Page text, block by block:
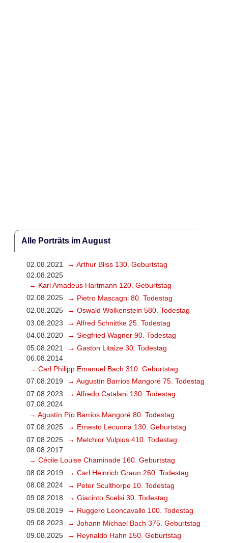
Alle Porträts im August
02.08.2021
→ Arthur Bliss 130. Geburtstag
02.08.2025
→ Karl Amadeus Hartmann 120. Geburtstag
02.08.2025
→ Pietro Mascagni 80. Todestag
02.08.2025
→ Oswald Wolkenstein 580. Todestag
03.08.2023
→ Alfred Schnittke 25. Todestag
04.08.2020
→ Siegfried Wagner 90. Todestag
05.08.2021
→ Gaston Litaize 30. Todestag
06.08.2014
→ Carl Philipp Emanuel Bach 310. Geburtstag
07.08.2019
→ Augustín Barrios Mangoré 75. Todestag
07.08.2023
→ Alfredo Catalani 130. Todestag
07.08.2024
→ Agustín Pío Barrios Mangoré 80. Todestag
07.08.2025
→ Ernesto Lecuona 130. Geburtstag
07.08.2025
→ Melchior Vulpius 410. Todestag
08.08.2017
→ Cécile Louise Chaminade 160. Geburtstag
08.08.2019
→ Carl Heinrich Graun 260. Todestag
08.08.2024
→ Peter Sculthorpe 10. Todestag
09.08.2018
→ Giacinto Scelsi 30. Todestag
09.08.2019
→ Ruggero Leoncavallo 100. Todestag
09.08.2023
→ Johann Michael Bach 375. Geburtstag
09.08.2025
→ Reynaldo Hahn 150. Geburtstag